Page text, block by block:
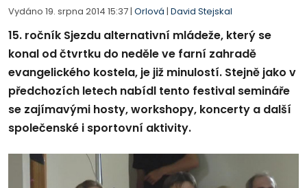
Vydáno 19. srpna 2014 15:37 | Orlová | David Stejskal
15. ročník Sjezdu alternativní mládeže, který se
konal od čtvrtku do neděle ve farní zahradě
evangelického kostela, je již minulostí. Stejně jako v
předchozích letech nabídl tento festival semináře
se zajímavými hosty, workshopy, koncerty a další
společenské i sportovní aktivity.